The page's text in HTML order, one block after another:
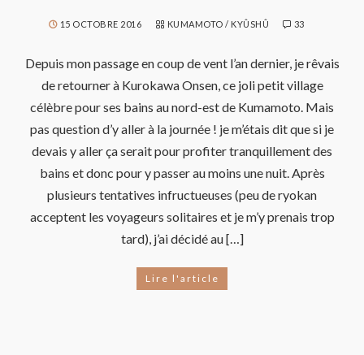
15 OCTOBRE 2016 KUMAMOTO / KYÛSHÛ 33
Depuis mon passage en coup de vent l’an dernier, je rêvais
de retourner à Kurokawa Onsen, ce joli petit village
célèbre pour ses bains au nord-est de Kumamoto. Mais
pas question d’y aller à la journée ! je m’étais dit que si je
devais y aller ça serait pour profiter tranquillement des
bains et donc pour y passer au moins une nuit. Après
plusieurs tentatives infructueuses (peu de ryokan
acceptent les voyageurs solitaires et je m’y prenais trop
tard), j’ai décidé au […]
Lire l'article